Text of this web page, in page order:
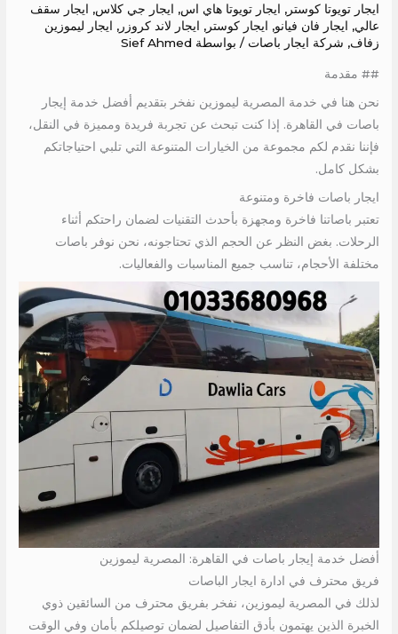
ايجار تويوتا كوستر, ايجار تويوتا هاي اس, ايجار جي كلاس, ايجار سقف
عالي, ايجار فان فيانو, ايجار كوستر, ايجار لاند كروزر, ايجار ليموزين
زفاف, شركة ايجار باصات / بواسطة Sief Ahmed
## مقدمة
نحن هنا في خدمة المصرية ليموزين نفخر بتقديم أفضل خدمة إيجار
باصات في القاهرة. إذا كنت تبحث عن تجربة فريدة ومميزة في النقل،
فإننا نقدم لكم مجموعة من الخيارات المتنوعة التي تلبي احتياجاتكم
بشكل كامل.
ايجار باصات فاخرة ومتنوعة
تعتبر باصاتنا فاخرة ومجهزة بأحدث التقنيات لضمان راحتكم أثناء
الرحلات. بغض النظر عن الحجم الذي تحتاجونه، نحن نوفر باصات
مختلفة الأحجام، تناسب جميع المناسبات والفعاليات.
أفضل خدمة إيجار باصات في القاهرة: المصرية ليموزين
فريق محترف في ادارة ايجار الباصات
لذلك في المصرية ليموزين، نفخر بفريق محترف من السائقين ذوي
الخبرة الذين يهتمون بأدق التفاصيل لضمان توصيلكم بأمان وفي الوقت